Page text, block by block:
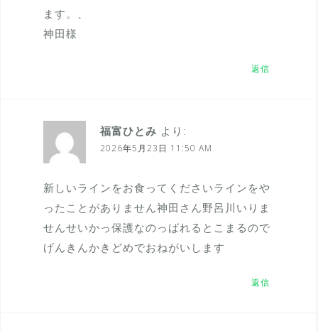
ます。、
神田様
返信
福富ひとみ より:
2026年5月23日 11:50 AM
新しいラインをお食ってくださいラインをや
ったことがありません神田さん野呂川いりま
せんせいかっ保護なのっばれるとこまるので
げんきんかきどめでおねがいします
返信